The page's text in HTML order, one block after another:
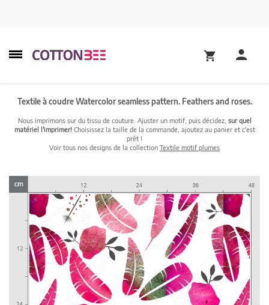
Textile à coudre Watercolor seamless pattern. Feathers and roses.
Nous imprimons sur du tissu de couture. Ajuster un motif, puis décidez, sur quel
matériel l'imprimer!Choisissez la taille de la commande, ajoutez au panier et c'est
prêt !
Voir tous nos designs de la collection Textile motif plumes